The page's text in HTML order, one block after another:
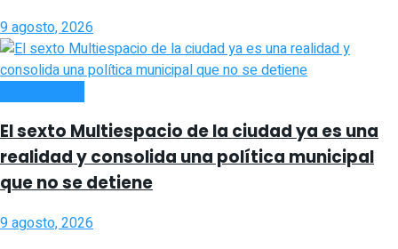
9 agosto, 2026
El sexto Multiespacio de la ciudad ya es una
realidad y consolida una política municipal
que no se detiene
9 agosto, 2026